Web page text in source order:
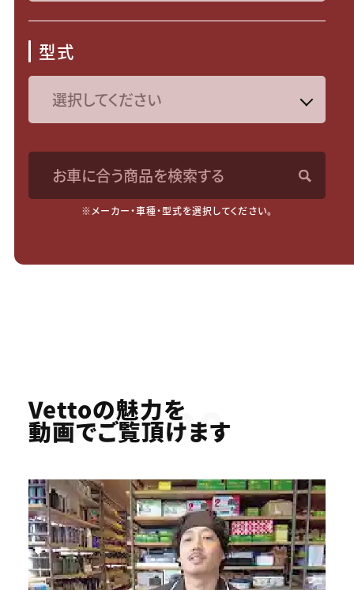
型式
お車に合う商品を検索する
※メーカー・車種・型式を選択してください。
Youtube
Vettoの魅力を
動画でご覧頂けます